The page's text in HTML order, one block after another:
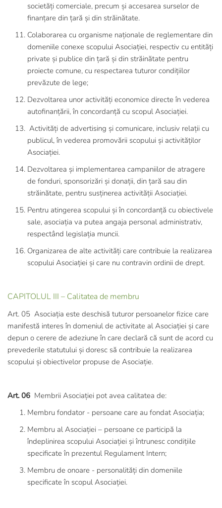
societăți comerciale, precum și accesarea surselor de
finanțare din țară și din străinătate.
Colaborarea cu organisme naționale de reglementare din
domeniile conexe scopului Asociației, respectiv cu entități
private și publice din țară și din străinătate pentru
proiecte comune, cu respectarea tuturor condițiilor
prevăzute de lege;
Dezvoltarea unor activități economice directe în vederea
autofinanțării, în concordanță cu scopul Asociației.
Activități de advertising și comunicare, inclusiv relații cu
publicul, în vederea promovării scopului și activităților
Asociației.
Dezvoltarea și implementarea campaniilor de atragere
de fonduri, sponsorizări și donații, din țară sau din
străinătate, pentru susținerea activității Asociației.
Pentru atingerea scopului și în concordanță cu obiectivele
sale, asociația va putea angaja personal administrativ,
respectând legislația muncii.
Organizarea de alte activități care contribuie la realizarea
scopului Asociației și care nu contravin ordinii de drept.
CAPITOLUL III – Calitatea de membru
Art. 05 Asociația este deschisă tuturor persoanelor fizice care
manifestă interes în domeniul de activitate al Asociației și care
depun o cerere de adeziune în care declară că sunt de acord cu
prevederile statutului și doresc să contribuie la realizarea
scopului și obiectivelor propuse de Asociație.
Art. 06 Membrii Asociației pot avea calitatea de:
Membru fondator - persoane care au fondat Asociația;
Membru al Asociației – persoane ce participă la
îndeplinirea scopului Asociației și întrunesc condițiile
specificate în prezentul Regulament Intern;
Membru de onoare - personalități din domeniile
specificate în scopul Asociației.